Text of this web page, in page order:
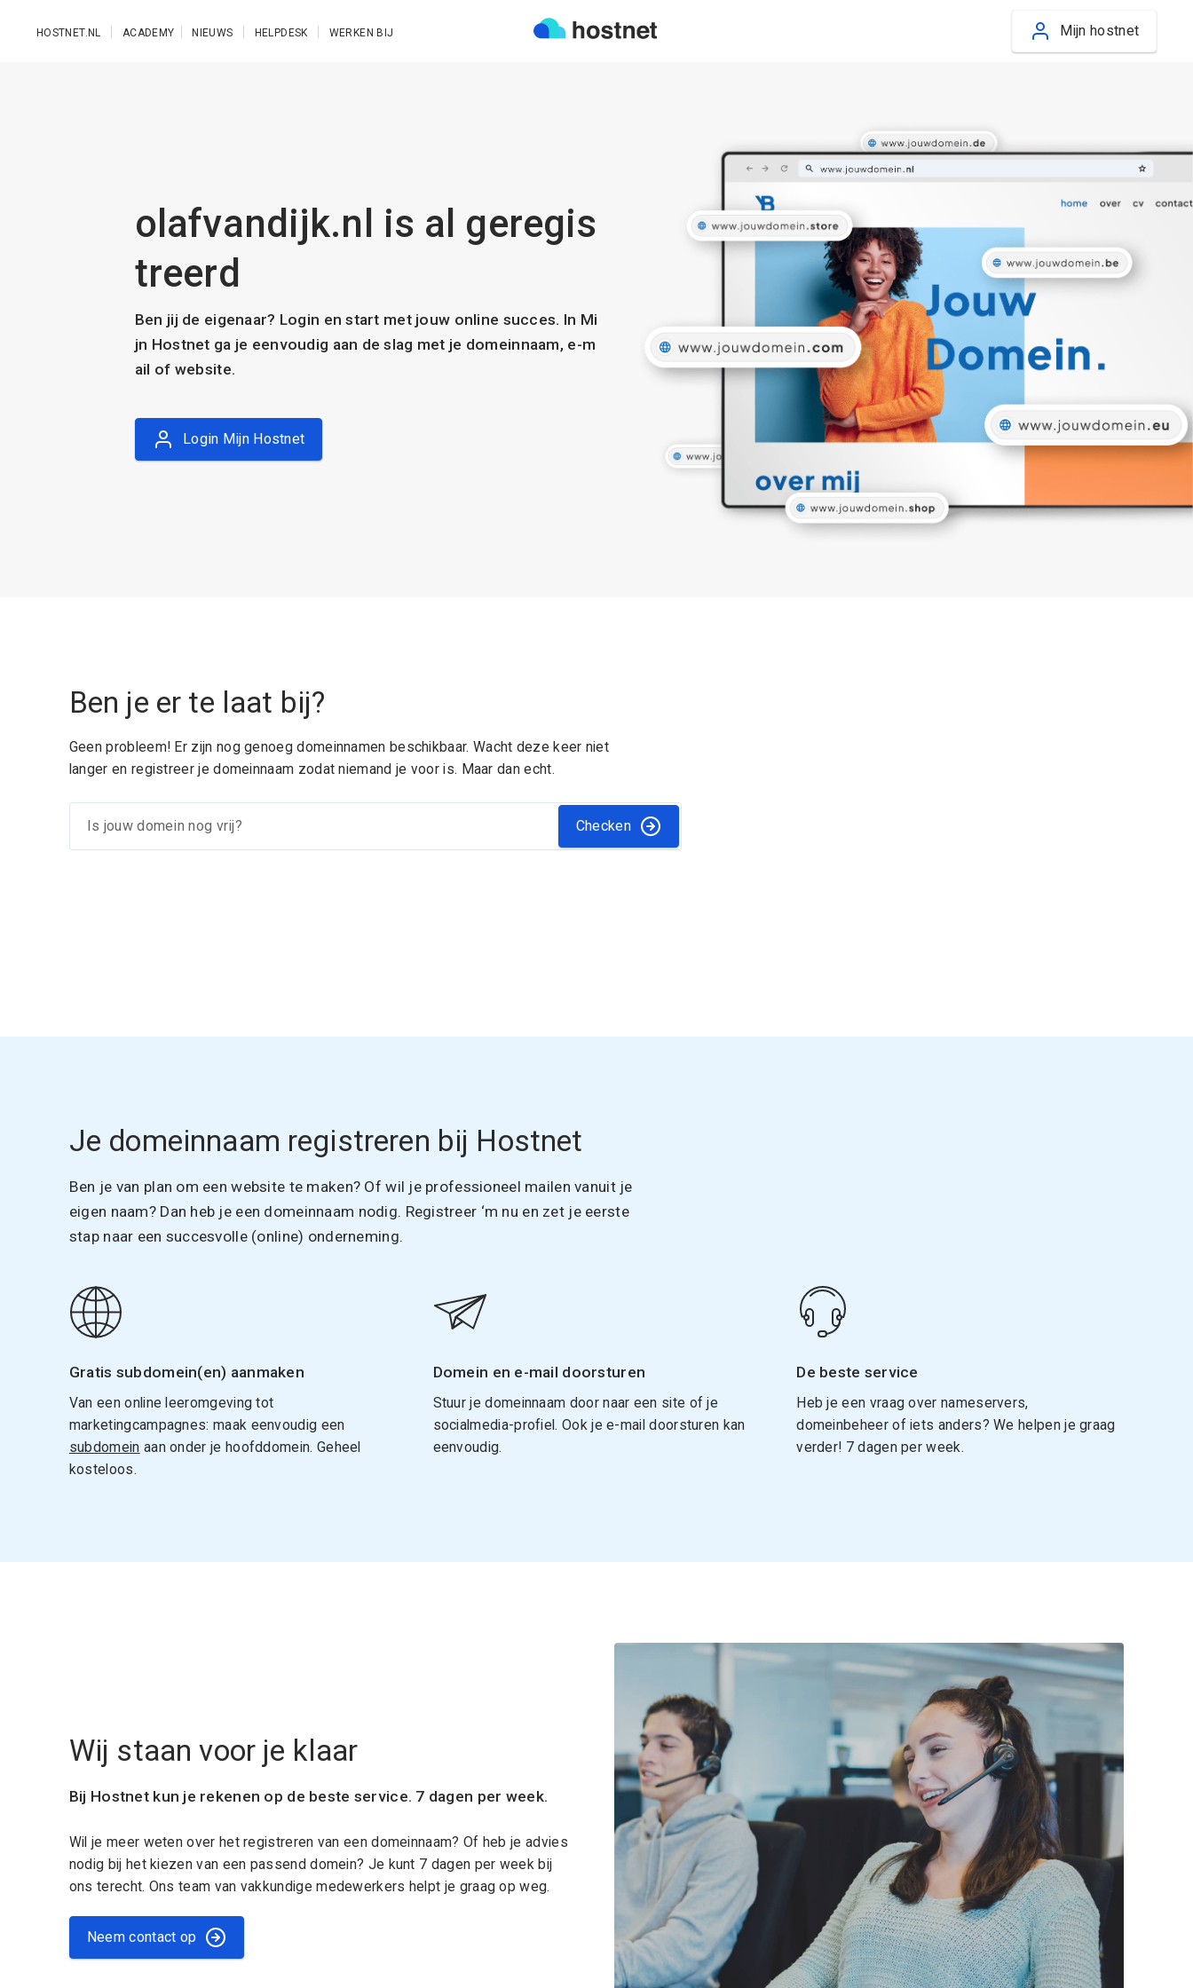
HOSTNET.NL ACADEMY NIEUWS HELPDESK WERKEN BIJ Mijn hostnet
olafvandijk.nl is al geregis
treerd
Ben jij de eigenaar? Login en start met jouw online succes. In Mi
jn Hostnet ga je eenvoudig aan de slag met je domeinnaam, e-m
ail of website.
Login Mijn Hostnet
Ben je er te laat bij?
Geen probleem! Er zijn nog genoeg domeinnamen beschikbaar. Wacht deze keer niet
langer en registreer je domeinnaam zodat niemand je voor is. Maar dan echt.
Checken
Je domeinnaam registreren bij Hostnet
Ben je van plan om een website te maken? Of wil je professioneel mailen vanuit je
eigen naam? Dan heb je een domeinnaam nodig. Registreer ‘m nu en zet je eerste
stap naar een succesvolle (online) onderneming.
Gratis subdomein(en) aanmaken
Van een online leeromgeving tot
marketingcampagnes: maak eenvoudig een
subdomein aan onder je hoofddomein. Geheel
kosteloos.
Domein en e-mail doorsturen
Stuur je domeinnaam door naar een site of je
socialmedia-profiel. Ook je e-mail doorsturen kan
eenvoudig.
De beste service
Heb je een vraag over nameservers,
domeinbeheer of iets anders? We helpen je graag
verder! 7 dagen per week.
Wij staan voor je klaar
Bij Hostnet kun je rekenen op de beste service. 7 dagen per week.
Wil je meer weten over het registreren van een domeinnaam? Of heb je advies
nodig bij het kiezen van een passend domein? Je kunt 7 dagen per week bij
ons terecht. Ons team van vakkundige medewerkers helpt je graag op weg.
Neem contact op